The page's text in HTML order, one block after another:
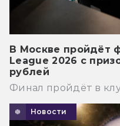
В Москве пройдёт
League 2026 с
рублей
Финал пройдёт в
Новости